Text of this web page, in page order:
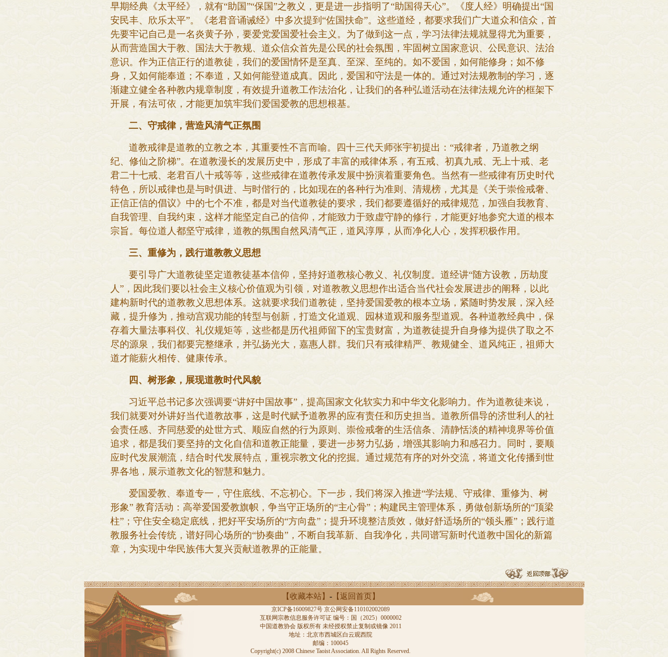
早期经典《太平经》，就有“助国”“保国”之教义，更是进一步指明了“助国得天心”。《度人经》明确提出“国
安民丰、欣乐太平”。《老君音诵诫经》中多次提到“佐国扶命”。这些道经，都要求我们广大道众和信众，首
先要牢记自己是一名炎黄子孙，要爱党爱国爱社会主义。为了做到这一点，学习法律法规就显得尤为重要，
从而营造国大于教、国法大于教规、道众信众首先是公民的社会氛围，牢固树立国家意识、公民意识、法治
意识。作为正信正行的道教徒，我们的爱国情怀是至真、至深、至纯的。如不爱国，如何能修身；如不修
身，又如何能奉道；不奉道，又如何能登道成真。因此，爱国和守法是一体的。通过对法规教制的学习，逐
渐建立健全各种教内规章制度，有效提升道教工作法治化，让我们的各种弘道活动在法律法规允许的框架下
开展，有法可依，才能更加筑牢我们爱国爱教的思想根基。
二、守戒律，营造风清气正氛围
道教戒律是道教的立教之本，其重要性不言而喻。四十三代天师张宇初提出： “戒律者，乃道教之纲
纪、修仙之阶梯”。在道教漫长的发展历史中，形成了丰富的戒律体系，有五戒、初真九戒、无上十戒、老
君二十七戒、老君百八十戒等等，这些戒律在道教传承发展中扮演着重要角色。当然有一些戒律有历史时代
特色，所以戒律也是与时俱进、与时偕行的，比如现在的各种行为准则、清规榜，尤其是《关于崇俭戒奢、
正信正信的倡议》中的七个不准，都是对当代道教徒的要求，我们都要遵循好的戒律规范，加强自我教育、
自我管理、自我约束，这样才能坚定自己的信仰，才能致力于致虚守静的修行，才能更好地参究大道的根本
宗旨。每位道人都坚守戒律，道教的氛围自然风清气正，道风淳厚，从而净化人心，发挥积极作用。
三、重修为，践行道教教义思想
要引导广大道教徒坚定道教徒基本信仰，坚持好道教核心教义、礼仪制度。道经讲“随方设教，历劫度
人”，因此我们要以社会主义核心价值观为引领，对道教教义思想作出适合当代社会发展进步的阐释，以此
建构新时代的道教教义思想体系。这就要求我们道教徒，坚持爱国爱教的根本立场，紧随时势发展，深入经
藏，提升修为，推动宫观功能的转型与创新，打造文化道观、园林道观和服务型道观。各种道教经典中，保
存着大量法事科仪、礼仪规矩等，这些都是历代祖师留下的宝贵财富，为道教徒提升自身修为提供了取之不
尽的源泉，我们都要完整继承，并弘扬光大，嘉惠人群。我们只有戒律精严、教规健全、道风纯正，祖师大
道才能薪火相传、健康传承。
四、树形象，展现道教时代风貌
习近平总书记多次强调要“讲好中国故事”，提高国家文化软实力和中华文化影响力。作为道教徒来说，
我们就要对外讲好当代道教故事，这是时代赋予道教界的应有责任和历史担当。道教所倡导的济世利人的社
会责任感、齐同慈爱的处世方式、顺应自然的行为原则、崇俭戒奢的生活信条、清静恬淡的精神境界等价值
追求，都是我们要坚持的文化自信和道教正能量，要进一步努力弘扬，增强其影响力和感召力。同时，要顺
应时代发展潮流，结合时代发展特点，重视宗教文化的挖掘。通过规范有序的对外交流，将道文化传播到世
界各地，展示道教文化的智慧和魅力。
爱国爱教、奉道专一，守住底线、不忘初心。下一步，我们将深入推进“学法规、守戒律、重修为、树
形象” 教育活动：高举爱国爱教旗帜，争当守正场所的“主心骨”；构建民主管理体系，勇做创新场所的“顶梁
柱”；守住安全稳定底线，把好平安场所的“方向盘”；提升环境整洁质效，做好舒适场所的“领头雁”；践行道
教服务社会传统，谱好同心场所的“协奏曲”，不断自我革新、自我净化，共同谱写新时代道教中国化的新篇
章，为实现中华民族伟大复兴贡献道教界的正能量。